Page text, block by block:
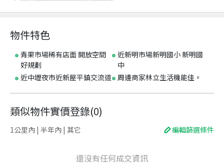
物件特色
青果市場稀有店面 開放空間
好規劃
近新明市場新明國小 新明國
中
近中壢夜市近新屋平鎮交流道 周邊商家林立生活機能佳。
類似物件實價登錄(0)
1公里內 | 半年內 | 其它 編輯篩選條件
還沒有任何成交資訊